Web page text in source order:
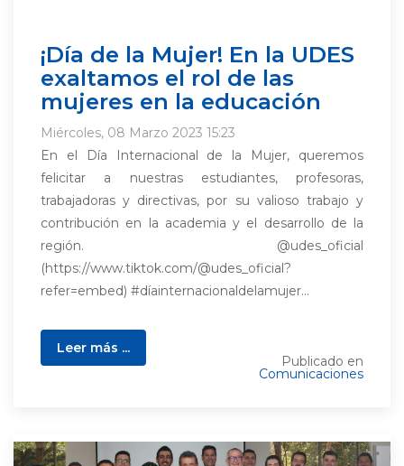
¡Día de la Mujer! En la UDES
exaltamos el rol de las
mujeres en la educación
Miércoles, 08 Marzo 2023 15:23
En el Día Internacional de la Mujer, queremos
felicitar a nuestras estudiantes, profesoras,
trabajadoras y directivas, por su valioso trabajo y
contribución en la academia y el desarrollo de la
región. @udes_oficial
(https://www.tiktok.com/@udes_oficial?
refer=embed) #díainternacionaldelamujer...
Leer más ...
Publicado en
Comunicaciones